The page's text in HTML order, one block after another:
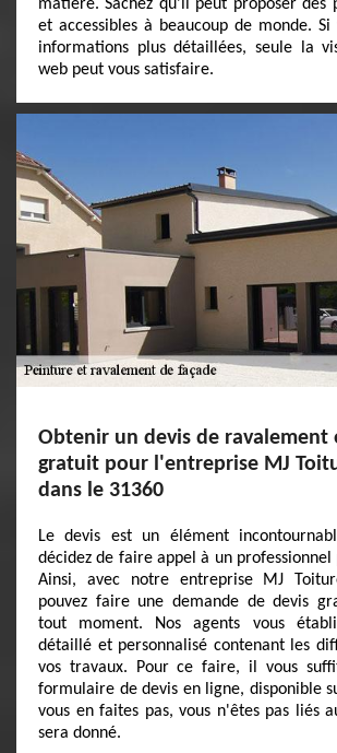
matière. Sachez qu'il peut proposer des
et accessibles à beaucoup de monde. Si
informations plus détaillées, seule la
web peut vous satisfaire.
Obtenir un devis de ravalement
gratuit pour l'entreprise MJ
dans le 31360
Le devis est un élément
décidez de faire appel à un professionnel
Ainsi, avec notre entreprise MJ
pouvez faire une demande de devis
tout moment. Nos agents vous
détaillé et personnalisé contenant les
vos travaux. Pour ce faire, il vous
formulaire de devis en ligne, disponible
vous en faites pas, vous n'êtes pas liés
sera donné.